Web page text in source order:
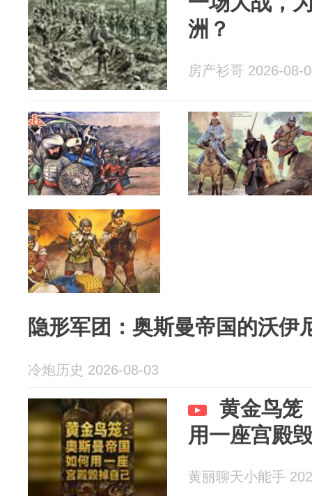
洲？
房产衫哥 2026-08-
隐形军团：奥斯曼帝国的沃伊
冷炮历史 2026-08-03
黄金鸟笼
用一座宫殿
黄丽聊天小能手